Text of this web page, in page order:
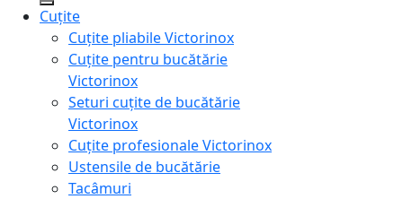
Cuțite
Cuțite pliabile Victorinox
Cuțite pentru bucătărie
Victorinox
Seturi cuțite de bucătărie
Victorinox
Cuțite profesionale Victorinox
Ustensile de bucătărie
Tacâmuri